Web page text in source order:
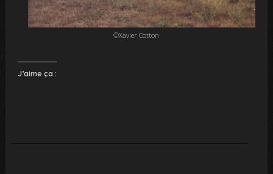
©Xavier Cotton
J’aime ça :